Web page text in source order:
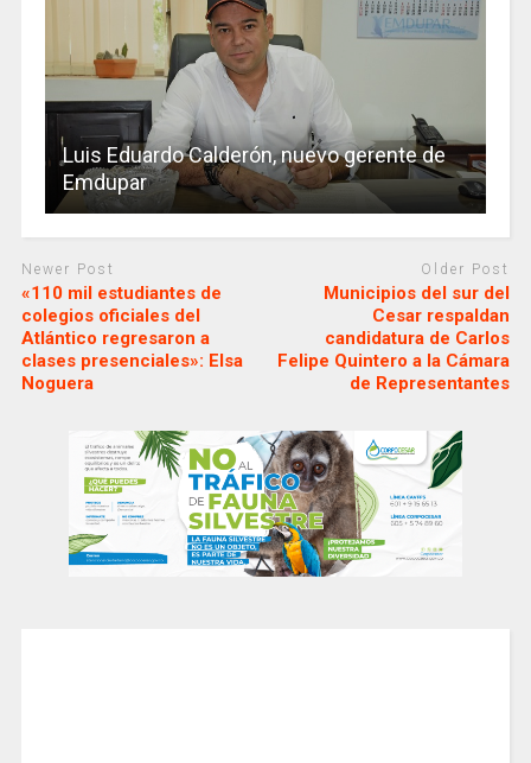
Luis Eduardo Calderón, nuevo gerente de
Emdupar
Newer Post
«110 mil estudiantes de
colegios oficiales del
Atlántico regresaron a
clases presenciales»: Elsa
Noguera
Older Post
Municipios del sur del
Cesar respaldan
candidatura de Carlos
Felipe Quintero a la Cámara
de Representantes